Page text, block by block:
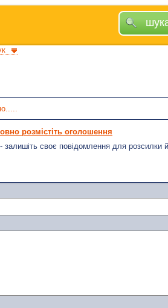
розмістіть оголошення
залишіть своє повідомлення для розсилки